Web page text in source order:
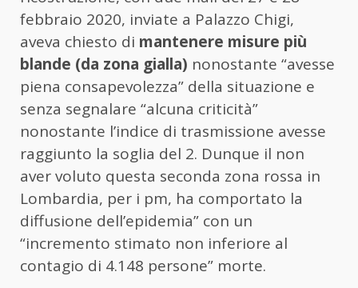
febbraio 2020, inviate a Palazzo Chigi,
aveva chiesto di mantenere misure più
blande (da zona gialla) nonostante “avesse
piena consapevolezza” della situazione e
senza segnalare “alcuna criticità”
nonostante l’indice di trasmissione avesse
raggiunto la soglia del 2. Dunque il non
aver voluto questa seconda zona rossa in
Lombardia, per i pm, ha comportato la
diffusione dell’epidemia” con un
“incremento stimato non inferiore al
contagio di 4.148 persone” morte.